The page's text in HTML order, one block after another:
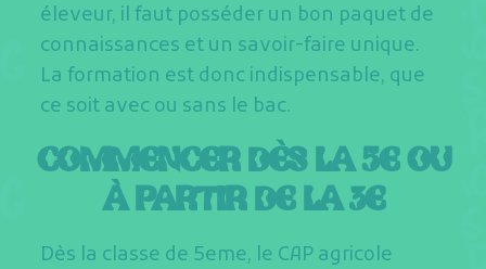
éleveur, il faut posséder un bon paquet de
connaissances et un savoir-faire unique.
La formation est donc indispensable, que
ce soit avec ou sans le bac.
COMMENCER DÈS LA 5E OU
À PARTIR DE LA 3E
Dès la classe de 5eme, le CAP agricole